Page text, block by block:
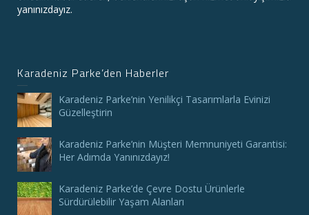
yanınızdayız.
Karadeniz Parke’den Haberler
Karadeniz Parke’nin Yenilikçi Tasarımlarla Evinizi
Güzelleştirin
Karadeniz Parke’nin Müşteri Memnuniyeti Garantisi:
Her Adımda Yanınızdayız!
Karadeniz Parke’de Çevre Dostu Ürünlerle
Sürdürülebilir Yaşam Alanları